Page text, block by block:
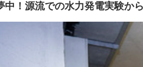
中！源流での水力発電実験か